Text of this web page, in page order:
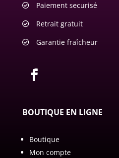
Paiement securisé
Retrait gratuit
Garantie fraîcheur
BOUTIQUE EN LIGNE
Boutique
Mon compte